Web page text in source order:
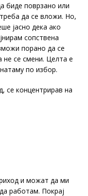
биде поврзано или
да се вложи. Но,
јасно дека ако
сопствена
порано да се
се смени. Целта е
по избор.
се концентрирав на
и можат да ми
работам. Покрај